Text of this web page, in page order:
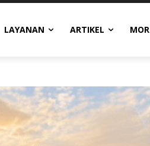
LAYANAN ARTIKEL